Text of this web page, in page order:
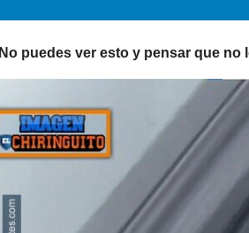
No puedes ver esto y pensar que no